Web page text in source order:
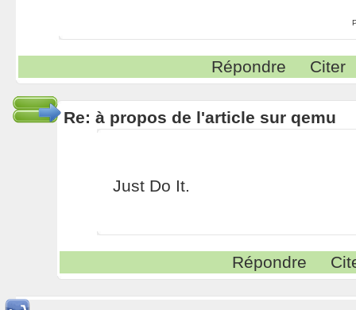
Répondre Citer
Re: à propos de l'article sur qemu
Just Do It.
Répondre